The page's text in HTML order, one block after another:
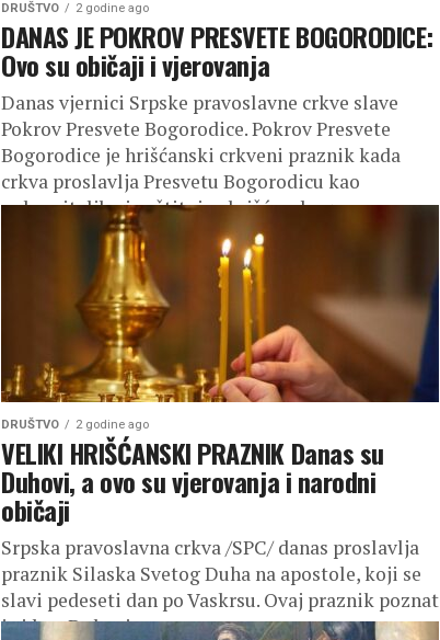
DRUŠTVO 2 godine ago
DANAS JE POKROV PRESVETE BOGORODICE:
Ovo su običaji i vjerovanja
Danas vjernici Srpske pravoslavne crkve slave
Pokrov Presvete Bogorodice. Pokrov Presvete
Bogorodice je hrišćanski crkveni praznik kada
crkva proslavlja Presvetu Bogorodicu kao
pokroviteljku i zaštitnicu hrišćanskoga...
DRUŠTVO 2 godine ago
VELIKI HRIŠĆANSKI PRAZNIK Danas su
Duhovi, a ovo su vjerovanja i narodni
običaji
Srpska pravoslavna crkva /SPC/ danas proslavlja
praznik Silaska Svetog Duha na apostole, koji se
slavi pedeseti dan po Vaskrsu. Ovaj praznik poznat
je i kao Duhovi,...